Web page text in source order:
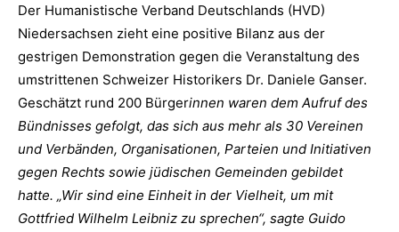
Der Humanistische Verband Deutschlands (HVD)
Niedersachsen zieht eine positive Bilanz aus der
gestrigen Demonstration gegen die Veranstaltung des
umstrittenen Schweizer Historikers Dr. Daniele Ganser.
Geschätzt rund 200 Bürgerinnen waren dem Aufruf des
Bündnisses gefolgt, das sich aus mehr als 30 Vereinen
und Verbänden, Organisationen, Parteien und Initiativen
gegen Rechts sowie jüdischen Gemeinden gebildet
hatte. „Wir sind eine Einheit in der Vielheit, um mit
Gottfried Wilhelm Leibniz zu sprechen“, sagte Guido